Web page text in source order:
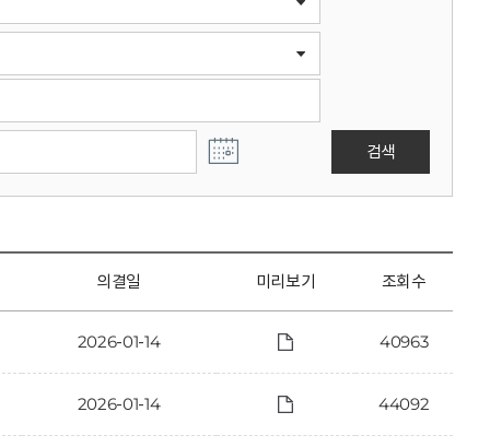
검색
의결일 미리보기 조회수
2026-01-14 40963
2026-01-14 44092